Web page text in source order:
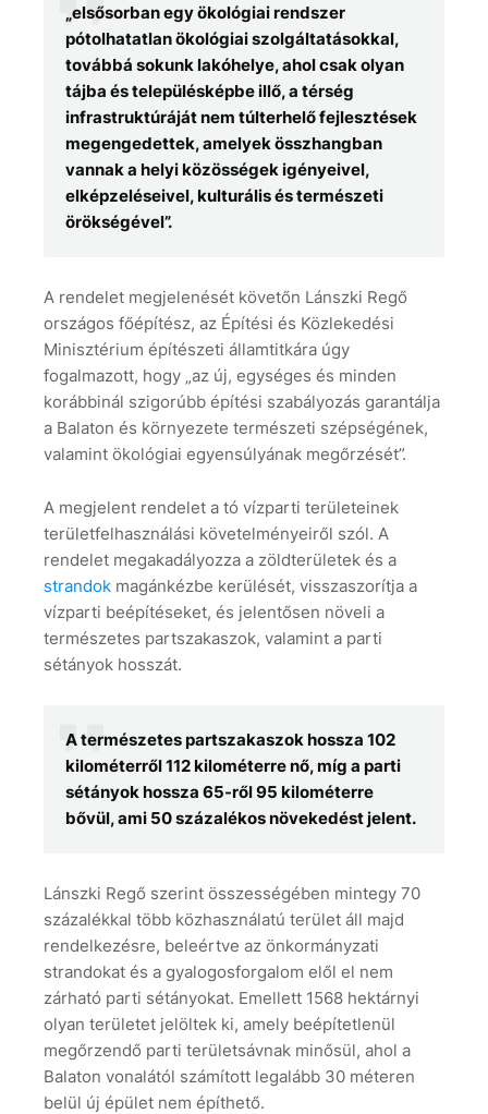
„elsősorban egy ökológiai rendszer
pótolhatatlan ökológiai szolgáltatásokkal,
továbbá sokunk lakóhelye, ahol csak olyan
tájba és településképbe illő, a térség
infrastruktúráját nem túlterhelő fejlesztések
megengedettek, amelyek összhangban
vannak a helyi közösségek igényeivel,
elképzeléseivel, kulturális és természeti
örökségével”.
A rendelet megjelenését követőn Lánszki Regő
országos főépítész, az Építési és Közlekedési
Minisztérium építészeti államtitkára úgy
fogalmazott, hogy „az új, egységes és minden
korábbinál szigorúbb építési szabályozás garantálja
a Balaton és környezete természeti szépségének,
valamint ökológiai egyensúlyának megőrzését”.
A megjelent rendelet a tó vízparti területeinek
területfelhasználási követelményeiről szól. A
rendelet megakadályozza a zöldterületek és a
strandok magánkézbe kerülését, visszaszorítja a
vízparti beépítéseket, és jelentősen növeli a
természetes partszakaszok, valamint a parti
sétányok hosszát.
A természetes partszakaszok hossza 102
kilométerről 112 kilométerre nő, míg a parti
sétányok hossza 65-ről 95 kilométerre
bővül, ami 50 százalékos növekedést jelent.
Lánszki Regő szerint összességében mintegy 70
százalékkal több közhasználatú terület áll majd
rendelkezésre, beleértve az önkormányzati
strandokat és a gyalogosforgalom elől el nem
zárható parti sétányokat. Emellett 1568 hektárnyi
olyan területet jelöltek ki, amely beépítetlenül
megőrzendő parti területsávnak minősül, ahol a
Balaton vonalától számított legalább 30 méteren
belül új épület nem építhető.